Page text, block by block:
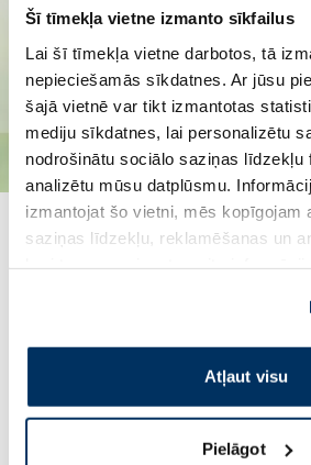
Šī tīmekļa vietne izmanto sīkfailus
Lai šī tīmekļa vietne darbotos, tā
nepieciešamās sīkdatnes. Ar jūsu
šajā vietnē var tikt izmantotas
mediju sīkdatnes, lai personalizētu
nodrošinātu sociālo saziņas līdzekļu
analizētu mūsu datplūsmu.
izmantojat šo vietni, mēs kopīgojam
saziņas līdzekļu, reklamēšanas un
pakalpojumus. Ja piekrītat šo
izmantošanai, lūdzu, atzīmējiet savu
Atļaut visu
Pielāgot
Populārākie kategorijā